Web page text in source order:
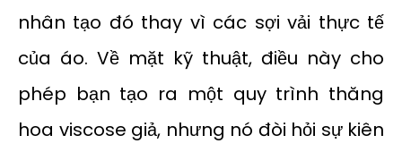
nhân tạo đó thay vì các sợi vải thực tế
của áo. Về mặt kỹ thuật, điều này cho
phép bạn tạo ra một quy trình thăng
hoa viscose giả, nhưng nó đòi hỏi sự kiên